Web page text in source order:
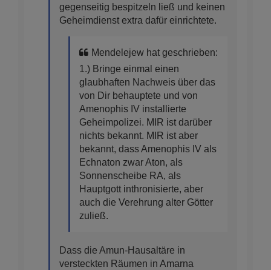
gegenseitig bespitzeln ließ und keinen
Geheimdienst extra dafür einrichtete.
Mendelejew hat geschrieben:
1.) Bringe einmal einen
glaubhaften Nachweis über das
von Dir behauptete und von
Amenophis IV installierte
Geheimpolizei. MIR ist darüber
nichts bekannt. MIR ist aber
bekannt, dass Amenophis IV als
Echnaton zwar Aton, als
Sonnenscheibe RA, als
Hauptgott inthronisierte, aber
auch die Verehrung alter Götter
zuließ.
Dass die Amun-Hausaltäre in
versteckten Räumen in Amarna